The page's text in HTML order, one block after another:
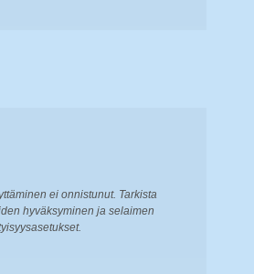
ei onnistunut. Tarkista
hyväksyminen ja selaimen